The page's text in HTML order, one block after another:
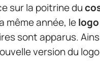
sur la poitrine du
même année, lelogo
sont apparus.
version du